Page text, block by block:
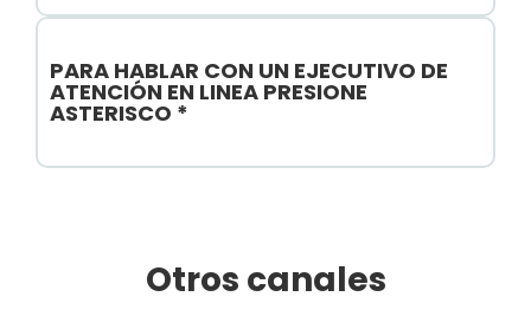
PARA HABLAR CON UN EJECUTIVO DE
ATENCIÓN EN LINEA PRESIONE
ASTERISCO *
Otros canales